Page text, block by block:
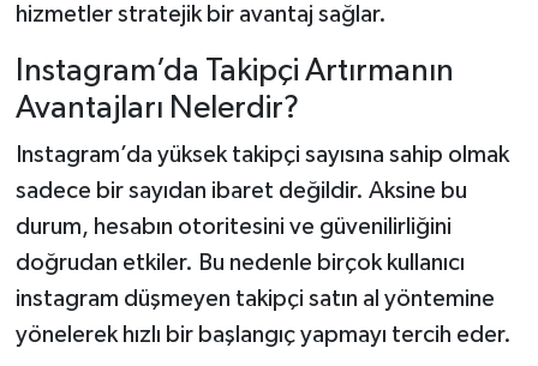
hizmetler stratejik bir avantaj sağlar.
Instagram’da Takipçi Artırmanın
Avantajları Nelerdir?
Instagram’da yüksek takipçi sayısına sahip olmak
sadece bir sayıdan ibaret değildir. Aksine bu
durum, hesabın otoritesini ve güvenilirliğini
doğrudan etkiler. Bu nedenle birçok kullanıcı
instagram düşmeyen takipçi satın al yöntemine
yönelerek hızlı bir başlangıç yapmayı tercih eder.